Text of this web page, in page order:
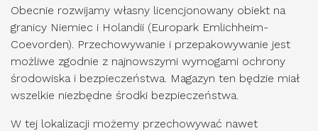
Obecnie rozwijamy własny licencjonowany obiekt na
granicy Niemiec i Holandii (Europark Emlichheim-
Coevorden). Przechowywanie i przepakowywanie jest
możliwe zgodnie z najnowszymi wymogami ochrony
środowiska i bezpieczeństwa. Magazyn ten będzie miał
wszelkie niezbędne środki bezpieczeństwa.
W tej lokalizacji możemy przechowywać nawet